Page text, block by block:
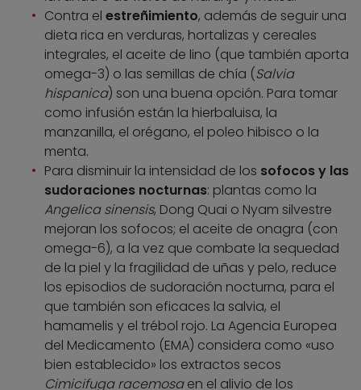
Contra el estreñimiento, además de seguir una
dieta rica en verduras, hortalizas y cereales
integrales, el aceite de lino (que también aporta
omega-3) o las semillas de chía (Salvia
hispanica) son una buena opción. Para tomar
como infusión están la hierbaluisa, la
manzanilla, el orégano, el poleo hibisco o la
menta.
Para disminuir la intensidad de los sofocos y las
sudoraciones nocturnas: plantas como la
Angelica sinensis, Dong Quai o Nyam silvestre
mejoran los sofocos; el aceite de onagra (con
omega-6), a la vez que combate la sequedad
de la piel y la fragilidad de uñas y pelo, reduce
los episodios de sudoración nocturna, para el
que también son eficaces la salvia, el
hamamelis y el trébol rojo. La Agencia Europea
del Medicamento (EMA) considera como «uso
bien establecido» los extractos secos
Cimicifuga racemosaen el alivio de los